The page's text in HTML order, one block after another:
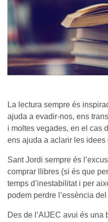
La lectura sempre és
ajuda a evadir-nos, ens
i moltes vegades, en el cas
ens ajuda a aclarir les idees
Sant Jordi sempre és
comprar llibres (si és que
temps d’inestabilitat i per
podem perdre l’essència
Des de l’AIJEC avui és